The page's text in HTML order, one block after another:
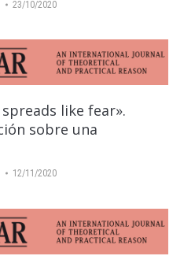
23/10/2020
like fear».
sobre una
12/11/2020